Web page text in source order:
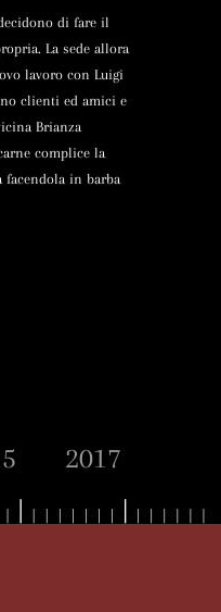
di fare il
La sede allora
lavoro con Luigi
clienti ed amici e
Brianza
complice la
facendola in barba